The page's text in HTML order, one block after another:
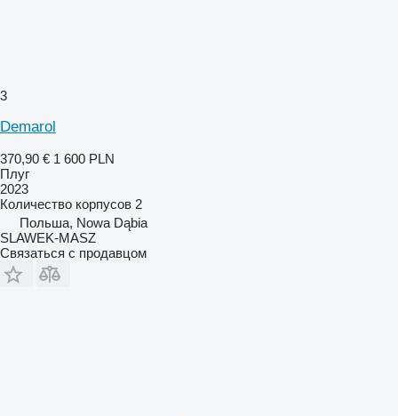
3
Demarol
370,90 € 1 600 PLN
Плуг
2023
Количество корпусов 2
Польша, Nowa Dąbia
SLAWEK-MASZ
Связаться с продавцом